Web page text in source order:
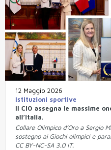
12 Maggio 2026
Istituzioni sportive
il CIO assegna le massime
all’Italia.
Collare Olimpico d’Oro a Sergio
sostegno ai Giochi olimpici e
CC BY-NC-SA 3.0 IT.